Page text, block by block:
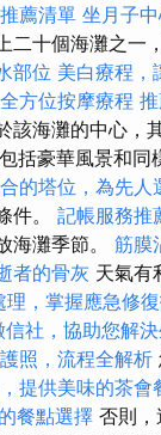
薦清單 坐月子
二十個海灘之一
部位 美白療程，
全方位按摩療程
海灘的中心，
括豪華風景和同
的塔位，為先人
件。 記帳服務推
海灘季節。 筋膜
者的骨灰 天氣有
，掌握應急修
信社，協助您解
照，流程全解析
提供美味的茶會
餐點選擇 否則